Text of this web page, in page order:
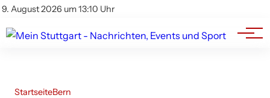
9. August 2026 um 13:10 Uhr
Impressum
Branchenbuch
Werbung
StartseiteBern